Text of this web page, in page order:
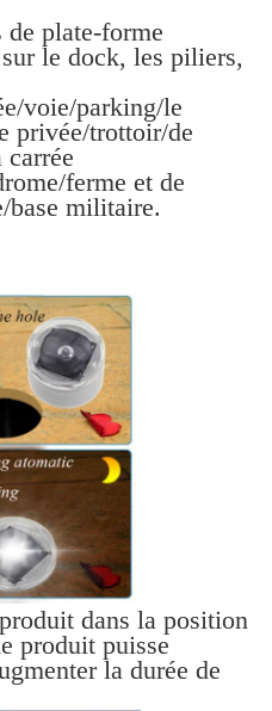
de plate-forme
le dock, les piliers,
voie/parking/le
privée/trottoir/de
carrée
ferme et de
base militaire.
dans la position
produit puisse
la durée de